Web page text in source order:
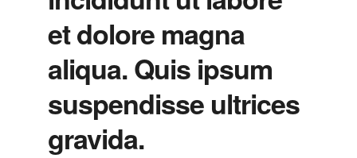
et dolore magna
aliqua. Quis ipsum
suspendisse ultrices
gravida.